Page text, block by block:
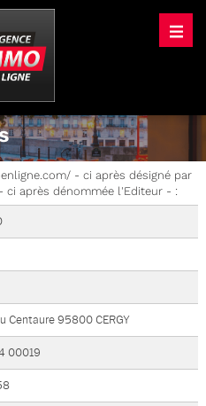
- ci après désigné par
ci après dénommée l'Editeur - :
Centaure 95800 CERGY
00019